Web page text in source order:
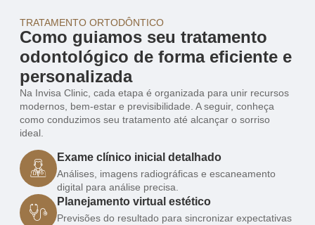
TRATAMENTO ORTODÔNTICO
Como guiamos seu tratamento
odontológico de forma eficiente e
personalizada
Na Invisa Clinic, cada etapa é organizada para unir recursos
modernos, bem-estar e previsibilidade. A seguir, conheça
como conduzimos seu tratamento até alcançar o sorriso
ideal.
Exame clínico inicial detalhado
Análises, imagens radiográficas e escaneamento
digital para análise precisa.
Planejamento virtual estético
Previsões do resultado para sincronizar expectativas